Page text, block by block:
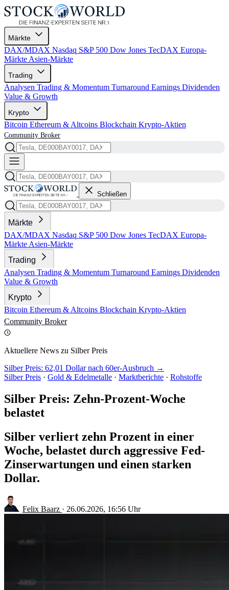
Märkte
DAX/MDAX Nasdaq S&P 500 Dow Jones TecDAX Europa-
Märkte Asien-Märkte
Trading
Analysen Trading & Momentum Turnaround Earnings Dividenden
Value & Growth
Krypto
Bitcoin Ethereum & Altcoins Blockchain Krypto-Aktien
Community Broker
Schließen
Märkte
DAX/MDAX Nasdaq S&P 500 Dow Jones TecDAX Europa-
Märkte Asien-Märkte
Trading
Analysen Trading & Momentum Turnaround Earnings Dividenden
Value & Growth
Krypto
Bitcoin Ethereum & Altcoins Blockchain Krypto-Aktien
Community Broker
Aktuellere News zu Silber Preis
Silber Preis: 62,01 Dollar nach 60er-Ausbruch →
Silber Preis · Gold & Edelmetalle · Marktberichte · Rohstoffe
Silber Preis: Zehn-Prozent-Woche
belastet
Silber verliert zehn Prozent in einer
Woche, belastet durch aggressive Fed-
Zinserwartungen und einen starken
Dollar.
Felix Baarz · 26.06.2026, 16:56 Uhr